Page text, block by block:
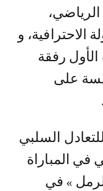
الاحترافية، و
رفقة
على
السلبي
في المباراة
» في